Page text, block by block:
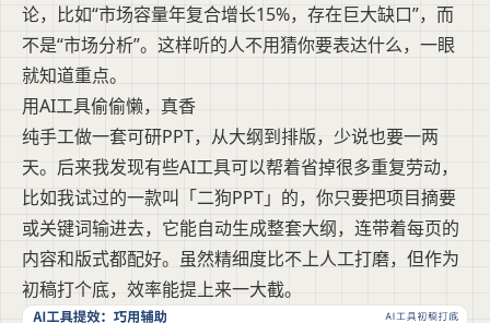
论，比如“市场容量年复合增长15%，存在巨大缺口”，而
不是“市场分析”。这样听的人不用猜你要表达什么，一眼
就知道重点。
用AI工具偷偷懒，真香
纯手工做一套可研PPT，从大纲到排版，少说也要一两
天。后来我发现有些AI工具可以帮着省掉很多重复劳动，
比如我试过的一款叫「二狗PPT」的，你只要把项目摘要
或关键词输进去，它能自动生成整套大纲，连带着每页的
内容和版式都配好。虽然精细度比不上人工打磨，但作为
初稿打个底，效率能提上来一大截。